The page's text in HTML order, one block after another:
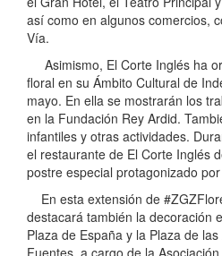
así como en algunos comercios,
Vía.
Asimismo, El Corte Inglés ha
floral en su Ámbito Cultural de
mayo. En ella se mostrarán los
en la Fundación Rey Ardid.
infantiles y otras actividades.
el restaurante de El Corte Inglés
postre especial protagonizado
En esta extensión de
destacará también la decoración
Plaza de España y la Plaza de